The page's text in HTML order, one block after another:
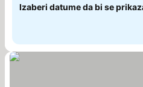
Izaberi datume da bi se